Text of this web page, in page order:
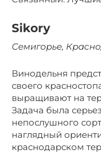
Sikory
Семигорье,
Винодельня
своего
выращивают на
Задача была
непослушного
наглядный
краснодарском